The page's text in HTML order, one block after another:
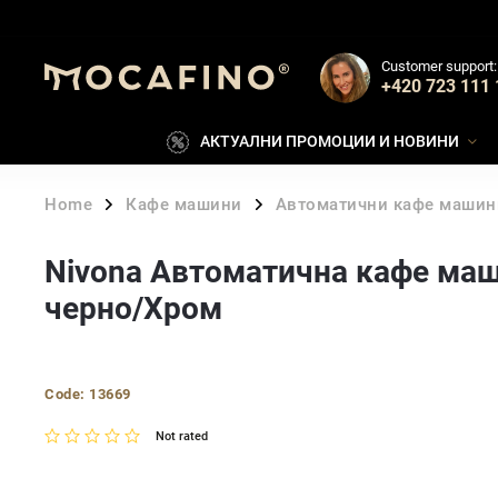
Customer support:
+420 723 111
АКТУАЛНИ ПРОМОЦИИ И НОВИНИ
Home / Кафе машини / Автоматични кафе
Nivona Автоматична кафе
черно/Хром
Code: 13669
Not rated